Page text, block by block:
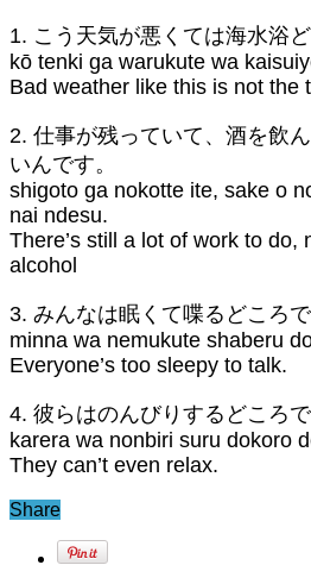
1. こう天気が悪くては海水浴ど
kō tenki ga warukute wa
Bad weather like this is not the
2. 仕事が残っていて、酒を飲
いんです。
shigoto ga nokotte ite, sake o
nai ndesu.
There’s still a lot of work to do,
alcohol
3. みんなは眠くて喋るどころで
minna wa nemukute shaberu
Everyone’s too sleepy to talk.
4. 彼らはのんびりするどころで
karera wa nonbiri suru dokoro
They can’t even relax.
Share